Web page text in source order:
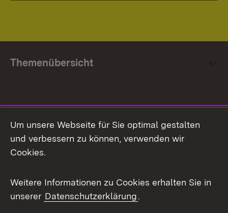
Themenübersicht
Facebook
X / Twitter
Youtube
Um unsere Webseite für Sie optimal gestalten
und verbessern zu können, verwenden wir
Cookies.
Weitere Informationen zu Cookies erhalten Sie in
unserer Datenschutzerklärung.